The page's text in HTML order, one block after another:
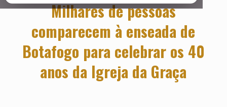
Milhares de pessoas
comparecem à enseada de
Botafogo para celebrar os 40
anos da Igreja da Graça